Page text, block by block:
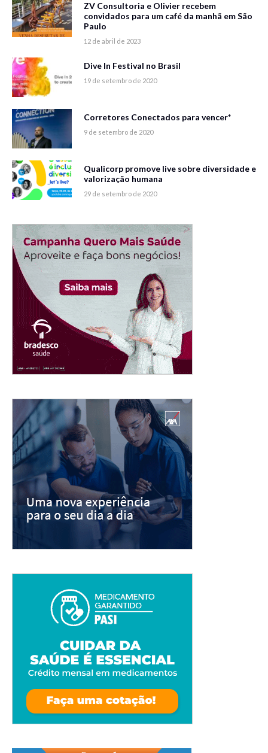
ZV Consultoria e Olivier recebem
convidados para um café da manhã em São
Paulo
12 de abril de 2023
Dive In Festival no Brasil
19 de setembro de 2020
Corretores Conectados para vencer*
9 de setembro de 2020
Qualicorp promove live sobre diversidade e
valorização humana
29 de setembro de 2020